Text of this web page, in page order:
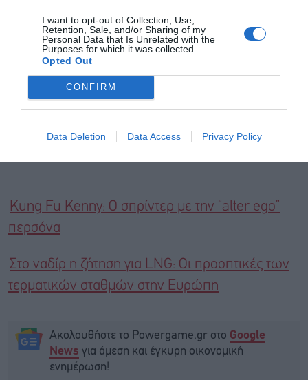
I want to opt-out of Collection, Use,
Retention, Sale, and/or Sharing of my
Personal Data that Is Unrelated with the
Purposes for which it was collected.
Opted Out
CONFIRM
Data Deletion Data Access Privacy Policy
Kung Fu Kenny: Ο σπρίντερ με την “alter ego”
περσόνα
Στο ναδίρ η ζήτηση για LNG: Οι προοπτικές των
τερματικών σταθμών στην Ευρώπη
Ακολουθήστε το Powergame.gr στο Google
News για άμεση και έγκυρη οικονομική
ενημέρωση!